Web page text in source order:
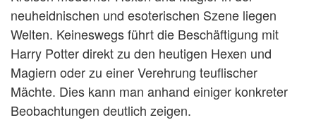
neuheidnischen und esoterischen Szene liegen
Welten. Keineswegs führt die Beschäftigung mit
Harry Potter direkt zu den heutigen Hexen und
Magiern oder zu einer Verehrung teuflischer
Mächte. Dies kann man anhand einiger konkreter
Beobachtungen deutlich zeigen.